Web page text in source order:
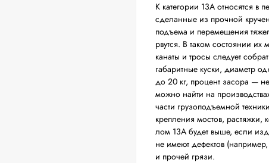
К категории 13А относятся в
сделанные из прочной
подъема и перемещения
рвутся. В таком состоянии
канаты и тросы следует
габаритные куски, диаметр
до 20 кг, процент засора —
можно найти на
части грузоподъемной
крепления мостов,
лом 13А будет выше, если
не имеют дефектов
и прочей грязи.